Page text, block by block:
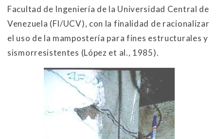
Facultad de Ingeniería de la Universidad Central de
Venezuela (FI/UCV), con la finalidad de racionalizar
el uso de la mampostería para fines estructurales y
sismorresistentes (López et al., 1985).